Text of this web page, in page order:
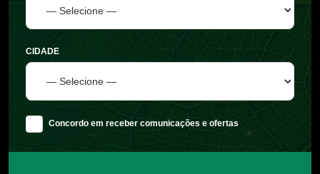
CIDADE
Concordo em receber comunicações e ofertas